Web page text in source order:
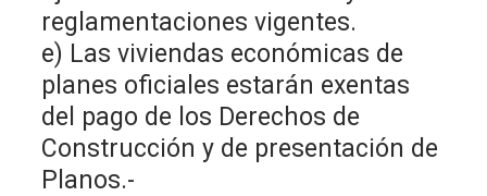
reglamentaciones vigentes.
e) Las viviendas económicas de
planes oficiales estarán exentas
del pago de los Derechos de
Construcción y de presentación de
Planos.-